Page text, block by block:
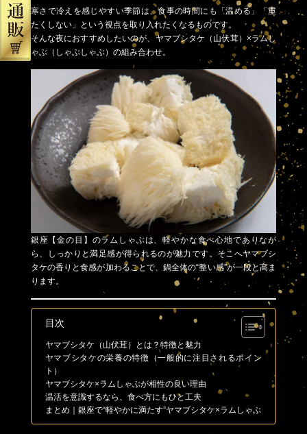
寒さで冷えを感じやすい季節は、食事の時間にも「温める」「重
たくしない」という視点を取り入れたくなるものです。
そんな夜におすすめしたいのが、ヤマブシタケ（山伏茸）×ラムし
ゃぶ（しゃぶしゃぶ）の組み合わせ。
銀座【金の目】のラムしゃぶは、軽やかな食べ心地でありなが
ら、しっかりと満足感が得られるのが魅力です。そこへヤマブシ
タケの香りと食感が加わることで、鍋全体の“整い感”が一段と高ま
ります。
目次
ヤマブシタケ（山伏茸）とは？特徴と魅力
ヤマブシタケの栄養の特徴（一般的に注目されるポイン
ト）
ヤマブシタケ×ラムしゃぶが相性の良い理由
温活を意識するなら、食べ方にもひと工夫
まとめ｜銀座で“軽やかに満たす”ヤマブシタケ×ラムしゃぶ